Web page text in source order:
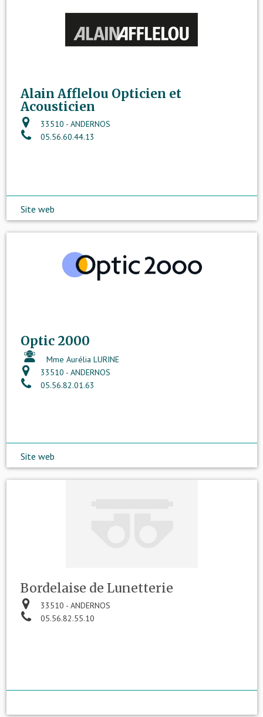
Alain Afflelou Opticien et
Acousticien
33510 - ANDERNOS
05.56.60.44.13
Site web
Optic 2000
Mme Aurélia LURINE
33510 - ANDERNOS
05.56.82.01.63
Site web
Bordelaise de Lunetterie
33510 - ANDERNOS
05.56.82.55.10